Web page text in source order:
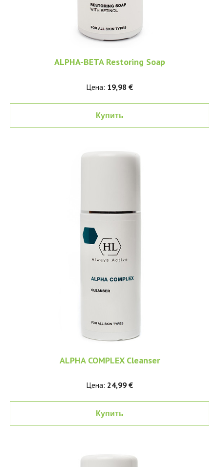
ALPHA-BETA Restoring Soap
Цена: 19,98 €
Купить
ALPHA COMPLEX Cleanser
Цена: 24,99 €
Купить